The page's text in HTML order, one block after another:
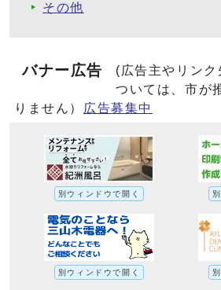
その他
バナー広告
(広告主やリンク
ついては、市が
りません）
広告募集中
別ウィンドウで開く
別ウィンドウで開く